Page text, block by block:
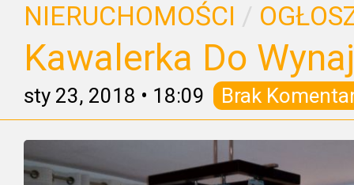
NIERUCHOMOŚCI /
Kawalerka Do
sty 23, 2018 • 18:09 Brak